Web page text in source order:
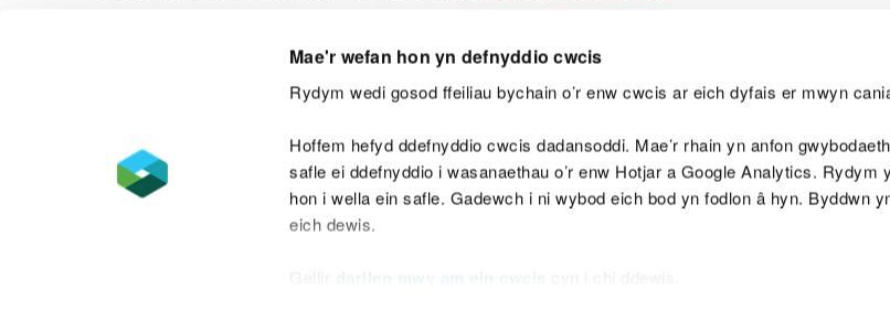
Mae'r wefan hon yn defnyddio cwcis
Rydym wedi gosod ffeiliau bychain o’r enw cwcis ar eich dyfais er mwyn
Hoffem hefyd ddefnyddio cwcis dadansoddi. Mae’r rhain yn anfon
safle ei ddefnyddio i wasanaethau o’r enw Hotjar a Google Analytics. Rydym
hon i wella ein safle. Gadewch i ni wybod eich bod yn fodlon â hyn. Byddwn
eich dewis.
darllen mwy am ein cwcis
Datganiad hygyrchedd Safonau'r Gymraeg
Datganiad caethwasiaeth fodern